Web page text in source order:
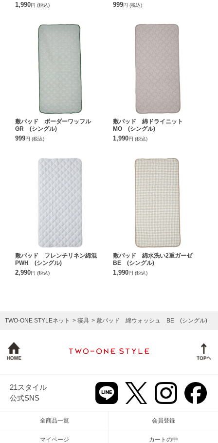
1,990円 (税込) 999円 (税込)
敷パッド ボーダーワッフル
GR (シングル)
999円 (税込)
敷パッド 綿ドライニット
MO (シングル)
1,990円 (税込)
敷パッド フレンチリネン綿混
PWH (シングル)
2,990円 (税込)
敷パッド 綿水洗い2重ガーゼ
BE (シングル)
1,990円 (税込)
TWO-ONE STYLEネット 寝具 敷パッド 綿ウォッシュ BE (シングル)
21スタイル
公式SNS
全商品一覧 会員登録
マイページ カートの中